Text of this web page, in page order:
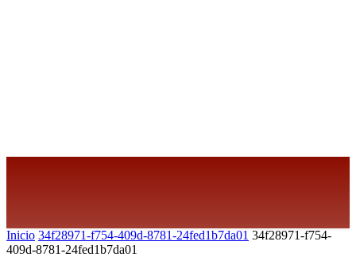
Inicio 34f28971-f754-409d-8781-24fed1b7da01 34f28971-f754-
409d-8781-24fed1b7da01